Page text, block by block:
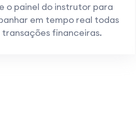
o painel do instrutor para
em tempo real todas
transações financeiras.